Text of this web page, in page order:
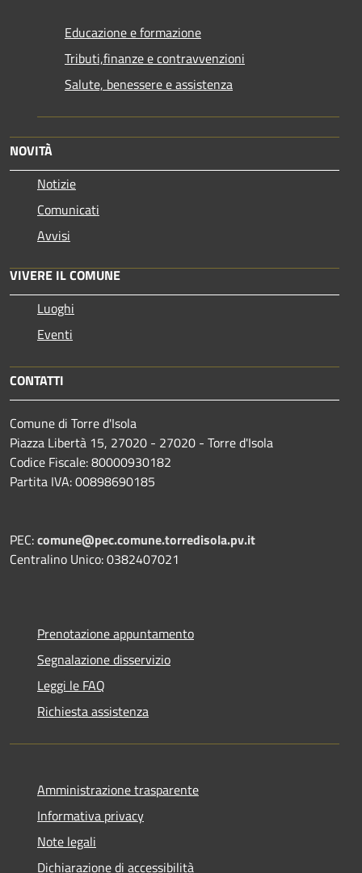
Educazione e formazione
Tributi,finanze e contravvenzioni
Salute, benessere e assistenza
NOVITÀ
Notizie
Comunicati
Avvisi
VIVERE IL COMUNE
Luoghi
Eventi
CONTATTI
Comune di Torre d'Isola
Piazza Libertà 15, 27020 - 27020 - Torre d'Isola
Codice Fiscale: 80000930182
Partita IVA: 00898690185
PEC:comune@pec.comune.torredisola.pv.it
Centralino Unico: 0382407021
Prenotazione appuntamento
Segnalazione disservizio
Leggi le FAQ
Richiesta assistenza
Amministrazione trasparente
Informativa privacy
Note legali
Dichiarazione di accessibilità